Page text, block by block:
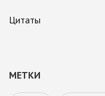
Цитаты
МЕТКИ